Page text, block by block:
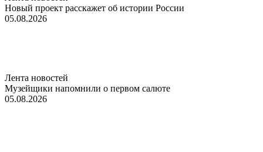
Новый проект расскажет об истории России
05.08.2026
Лента новостей
Музейщики напомнили о первом салюте
05.08.2026